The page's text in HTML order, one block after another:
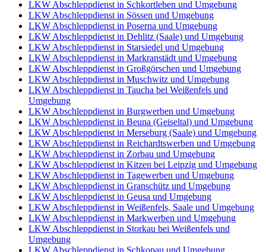
LKW Abschleppdienst in Schkortleben und Umgebung
LKW Abschleppdienst in Sössen und Umgebung
LKW Abschleppdienst in Poserna und Umgebung
LKW Abschleppdienst in Dehlitz (Saale) und Umgebung
LKW Abschleppdienst in Starsiedel und Umgebung
LKW Abschleppdienst in Markranstädt und Umgebung
LKW Abschleppdienst in Großgörschen und Umgebung
LKW Abschleppdienst in Muschwitz und Umgebung
LKW Abschleppdienst in Taucha bei Weißenfels und
Umgebung
LKW Abschleppdienst in Burgwerben und Umgebung
LKW Abschleppdienst in Beuna (Geiseltal) und Umgebung
LKW Abschleppdienst in Merseburg (Saale) und Umgebung
LKW Abschleppdienst in Reichardtswerben und Umgebung
LKW Abschleppdienst in Zorbau und Umgebung
LKW Abschleppdienst in Kitzen bei Leipzig und Umgebung
LKW Abschleppdienst in Tagewerben und Umgebung
LKW Abschleppdienst in Granschütz und Umgebung
LKW Abschleppdienst in Geusa und Umgebung
LKW Abschleppdienst in Weißenfels, Saale und Umgebung
LKW Abschleppdienst in Markwerben und Umgebung
LKW Abschleppdienst in Storkau bei Weißenfels und
Umgebung